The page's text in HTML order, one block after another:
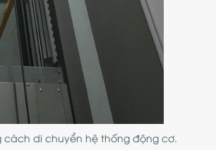
di chuyển hệ thống động cơ.